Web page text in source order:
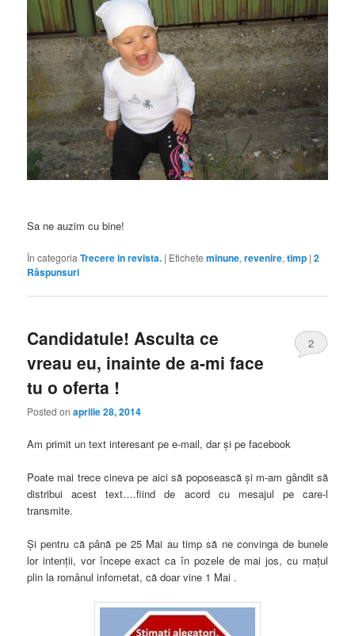
Sa ne auzim cu bine!
În categoria Trecere in revista. | Etichete minune,revenire,timp |2
Răspunsuri
Candidatule! Asculta ce
vreau eu, inainte de a-mi face
tu o oferta !
Posted onaprilie 28, 2014
2
Am primit un text interesant pe e-mail, dar şi pe facebook
Poate mai trece cineva pe aici să poposească şi m-am gândit să
distribui acest text….fiind de acord cu mesajul pe care-l
transmite.
Şi pentru că până pe 25 Mai au timp să ne convinga de bunele
lor intenţii, vor începe exact ca în pozele de mai jos, cu maţul
plin la românul infometat, că doar vine 1 Mai .